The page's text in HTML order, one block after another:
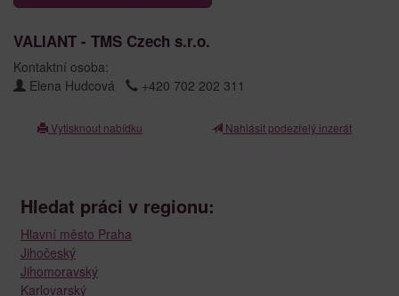
VALIANT - TMS Czech s.r.o.
Kontaktní osoba:
Elena Hudcová
+420 702 202 311
Vytisknout nabídku Nahlásit podezřelý inzerát
Hledat práci v regionu:
Hlavní město Praha
Jihočeský
Jihomoravský
Karlovarský